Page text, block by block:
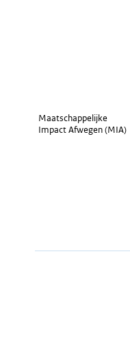
Maatschappelijke
Impact Afwegen (MIA)